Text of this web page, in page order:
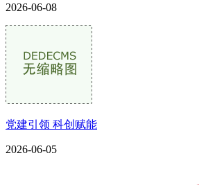
2026-06-08
党建引领 科创赋能
2026-06-05